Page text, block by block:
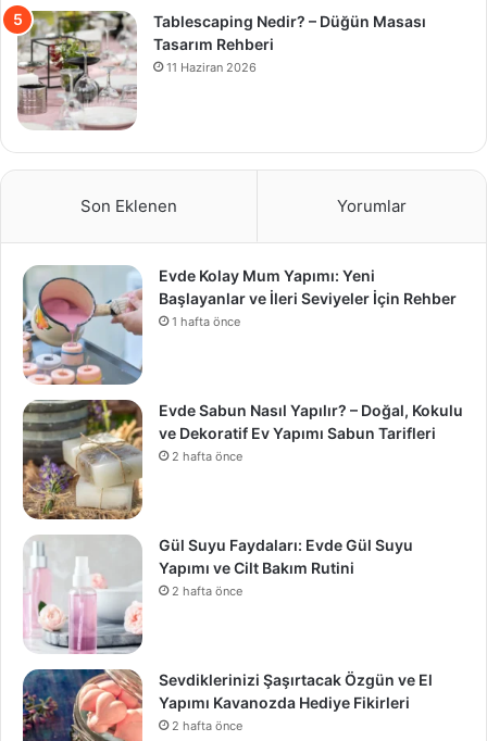
Tablescaping Nedir? – Düğün Masası
Tasarım Rehberi
11 Haziran 2026
Son Eklenen Yorumlar
Evde Kolay Mum Yapımı: Yeni
Başlayanlar ve İleri Seviyeler İçin Rehber
1 hafta önce
Evde Sabun Nasıl Yapılır? – Doğal, Kokulu
ve Dekoratif Ev Yapımı Sabun Tarifleri
2 hafta önce
Gül Suyu Faydaları: Evde Gül Suyu
Yapımı ve Cilt Bakım Rutini
2 hafta önce
Sevdiklerinizi Şaşırtacak Özgün ve El
Yapımı Kavanozda Hediye Fikirleri
2 hafta önce